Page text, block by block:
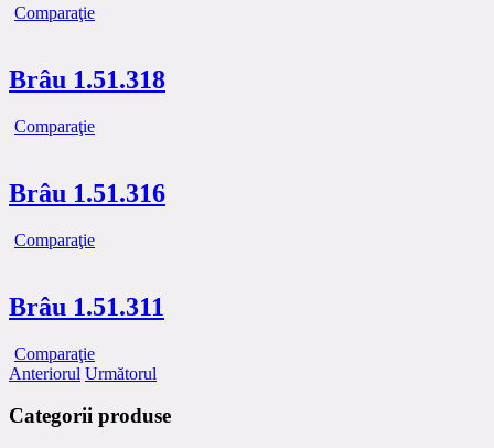
Comparaţie
Brâu 1.51.318
Comparaţie
Brâu 1.51.316
Comparaţie
Brâu 1.51.311
Comparaţie
Anteriorul Următorul
Categorii produse